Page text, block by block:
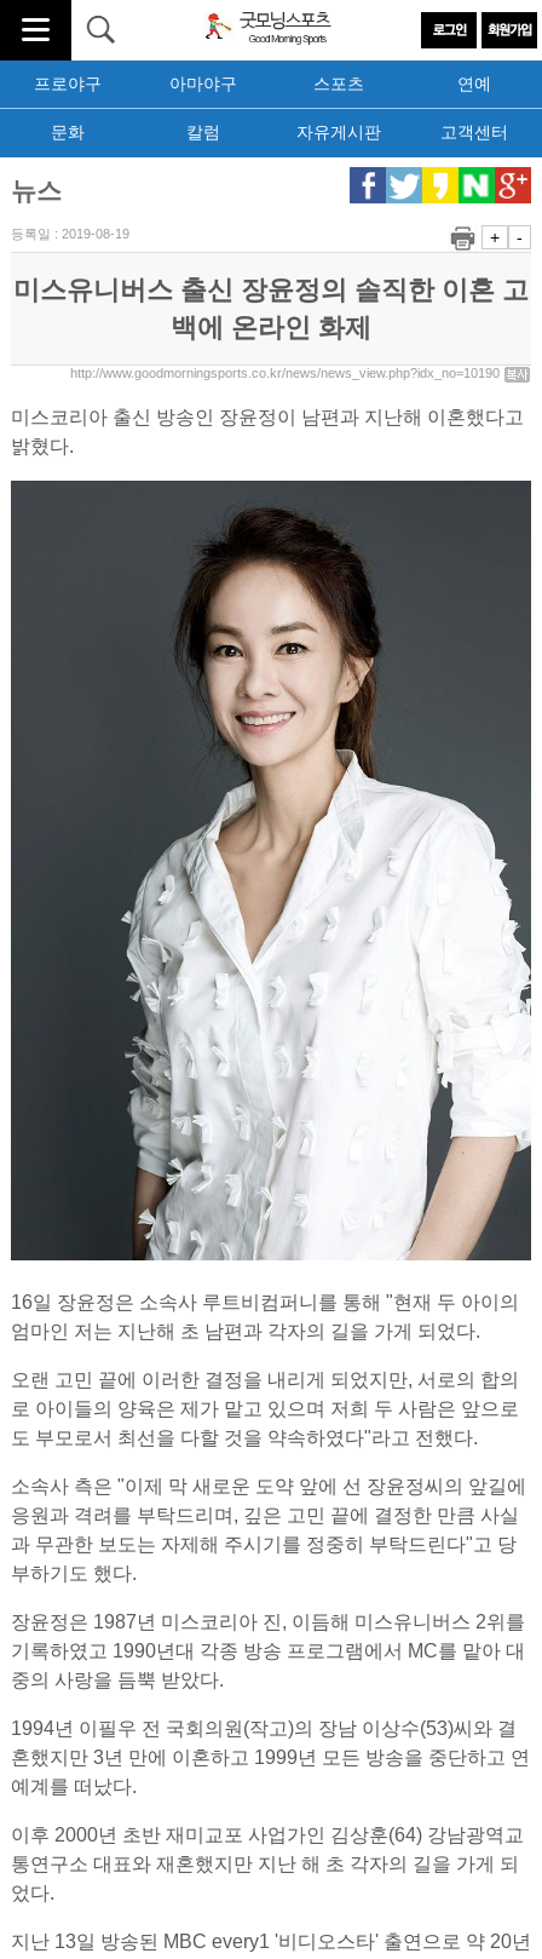
프로야구 아마야구 스포츠 연예
문화 칼럼 자유게시판 고객센터
뉴스
등록일 : 2019-08-19 + -
미스유니버스 출신 장윤정의 솔직한 이혼 고
백에 온라인 화제
http://www.goodmorningsports.co.kr/news/news_view.php?idx_no=10190
미스코리아 출신 방송인 장윤정이 남편과 지난해 이혼했다고
밝혔다.
16일 장윤정은 소속사 루트비컴퍼니를 통해 "현재 두 아이의
엄마인 저는 지난해 초 남편과 각자의 길을 가게 되었다.
오랜 고민 끝에 이러한 결정을 내리게 되었지만, 서로의 합의
로 아이들의 양육은 제가 맡고 있으며 저희 두 사람은 앞으로
도 부모로서 최선을 다할 것을 약속하였다"라고 전했다.
소속사 측은 "이제 막 새로운 도약 앞에 선 장윤정씨의 앞길에
응원과 격려를 부탁드리며, 깊은 고민 끝에 결정한 만큼 사실
과 무관한 보도는 자제해 주시기를 정중히 부탁드린다"고 당
부하기도 했다.
장윤정은 1987년 미스코리아 진, 이듬해 미스유니버스 2위를
기록하였고 1990년대 각종 방송 프로그램에서 MC를 맡아 대
중의 사랑을 듬뿍 받았다.
1994년 이필우 전 국회의원(작고)의 장남 이상수(53)씨와 결
혼했지만 3년 만에 이혼하고 1999년 모든 방송을 중단하고 연
예계를 떠났다.
이후 2000년 초반 재미교포 사업가인 김상훈(64) 강남광역교
통연구소 대표와 재혼했지만 지난 해 초 각자의 길을 가게 되
었다.
지난 13일 방송된 MBC every1 '비디오스타' 출연으로 약 20년